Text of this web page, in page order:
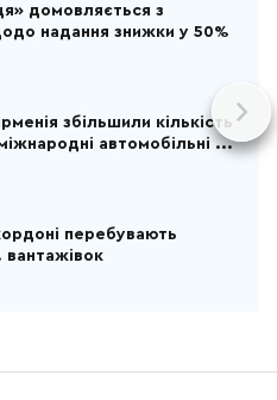
домовляється з
надання знижки у 50%
збільшили кількість
автомобільні ...
перебувають